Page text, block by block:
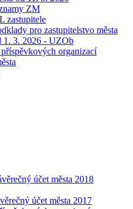
ZM
zastupitele
pro zastupitelstvo města
1. 3. 2026 - UZOb
organizací
účet města 2018
účet města 2017